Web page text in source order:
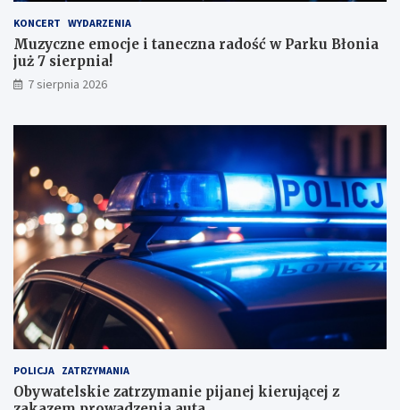
m
i
w
y
k
a
m
KONCERT WYDARZENIA
Muzyczne emocje i taneczna radość w Parku Błonia
już 7 sierpnia!
7 sierpnia 2026
POLICJA ZATRZYMANIA
Obywatelskie zatrzymanie pijanej kierującej z